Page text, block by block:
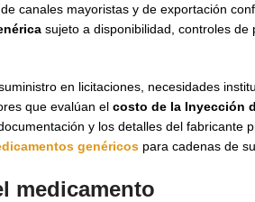
canales mayoristas y de exportación
sujeto a disponibilidad, controles
en licitaciones, necesidades
que evalúan el costo de la Inyección
y los detalles del fabricante
genéricos para cadenas de
medicamento